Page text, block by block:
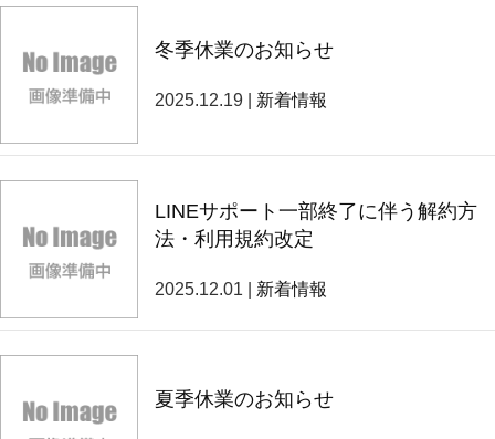
冬季休業のお知らせ
2025.12.19 | 新着情報
LINEサポート一部終了に伴う解約方
法・利用規約改定
2025.12.01 | 新着情報
夏季休業のお知らせ